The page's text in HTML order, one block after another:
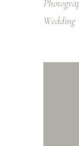
Wedding